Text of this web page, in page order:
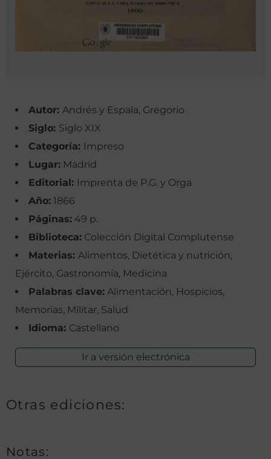
Autor: Andrés y Espala, Gregorio
Siglo: Siglo XIX
Categoría: Impreso
Lugar: Madrid
Editorial: Imprenta de P.G. y Orga
Año: 1866
Páginas: 49 p.
Biblioteca: Colección Digital Complutense
Materias: Alimentos, Dietética y nutrición,
Ejército, Gastronomía, Medicina
Palabras clave: Alimentación, Hospicios,
Memorias, Militar, Salud
Idioma: Castellano
Ir a versión electrónica
Otras ediciones:
Notas: